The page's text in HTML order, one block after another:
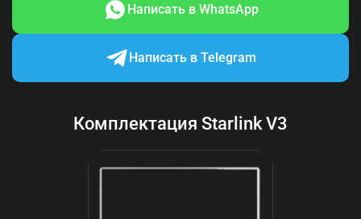
Написать в WhatsApp
Написать в Telegram
Комплектация Starlink V3